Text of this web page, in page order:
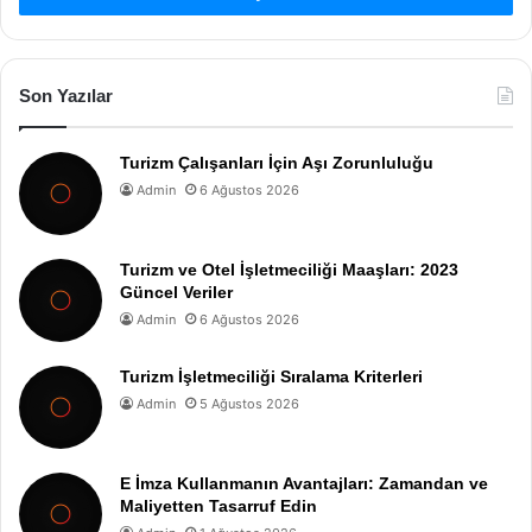
Son Yazılar
Turizm Çalışanları İçin Aşı Zorunluluğu
Admin 6 Ağustos 2026
Turizm ve Otel İşletmeciliği Maaşları: 2023
Güncel Veriler
Admin 6 Ağustos 2026
Turizm İşletmeciliği Sıralama Kriterleri
Admin 5 Ağustos 2026
E İmza Kullanmanın Avantajları: Zamandan ve
Maliyetten Tasarruf Edin